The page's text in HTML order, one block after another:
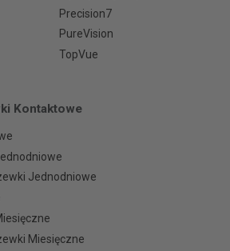
Precision7
PureVision
TopVue
Kontaktowe
Jednodniowe
Miesięczne